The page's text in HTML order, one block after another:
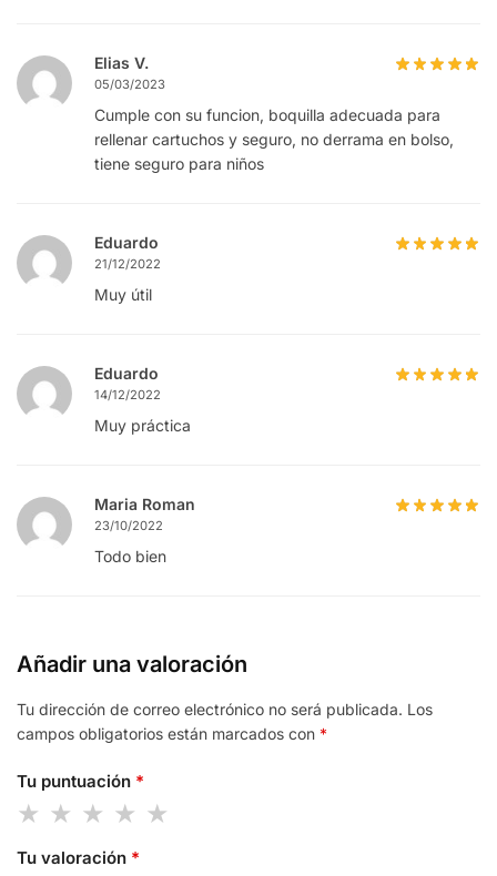
Elias V.
05/03/2023
Cumple con su funcion, boquilla adecuada para
rellenar cartuchos y seguro, no derrama en bolso,
tiene seguro para niños
Eduardo
21/12/2022
Muy útil
Eduardo
14/12/2022
Muy práctica
Maria Roman
23/10/2022
Todo bien
Añadir una valoración
Tu dirección de correo electrónico no será publicada. Los
campos obligatorios están marcados con *
Tu puntuación *
Tu valoración *